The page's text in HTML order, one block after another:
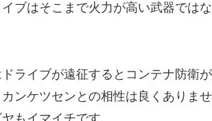
ブはそこまで火力が高い武器では
ライブが遠征するとコンテナ防衛
ンケツセンとの相性は良くありま
もイマイチです。